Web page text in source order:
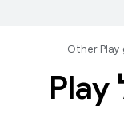
Other Play
סקירה כללית על Play